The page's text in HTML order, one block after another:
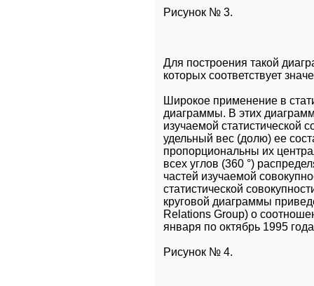
Рисунок № 3.
Для построения такой
которых соответствует
Широкое применение в
диаграммы. В этих
изучаемой статистической
удельный вес (долю) ее
пропорциональны их
всех углов (360 °)
частей изучаемой
статистической
круговой диаграммы
Relations Group) о
января по октябрь 1995
Рисунок № 4.